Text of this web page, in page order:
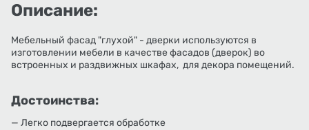
Описание:
Мебельный фасад "глухой" - дверки используются в
изготовлении мебели в качестве фасадов (дверок) во
встроенных и раздвижных шкафах, для декора помещений.
Достоинства:
— Легко подвергается обработке